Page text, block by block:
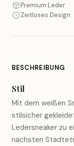
Premium Leder
Zeitloses Design
BESCHREIBUNG
Stil
Mit dem weißen
stilsicher
Ledersneaker zu
nächsten